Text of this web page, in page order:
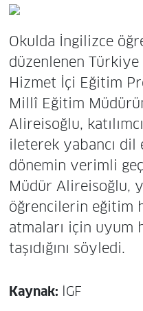
Okulda İngilizce
düzenlenen Türkiye
Hizmet İçi Eğitim
Millî Eğitim
Alireisoğlu,
ileterek yabancı
dönemin verimli
Müdür Alireisoğlu,
öğrencilerin eğitim
atmaları için uyum
taşıdığını söyledi.
Kaynak: İGF